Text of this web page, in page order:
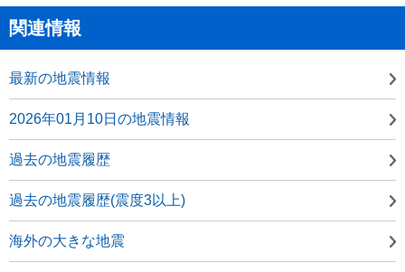
関連情報
最新の地震情報
2026年01月10日の地震情報
過去の地震履歴
過去の地震履歴(震度3以上)
海外の大きな地震